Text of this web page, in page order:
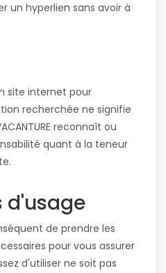
un hyperlien sans avoir à
site internet pour
recherchée ne signifie
reconnaît ou
quant à la teneur
d'usage
de prendre les
pour vous assurer
d'utiliser ne soit pas